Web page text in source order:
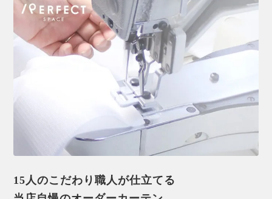
15人のこだわり職人が仕立てる